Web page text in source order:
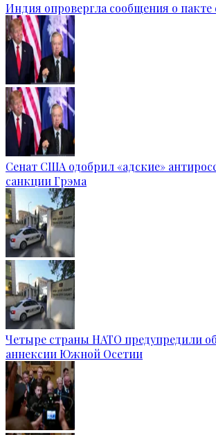
Индия опровергла сообщения о
Сенат США одобрил «адские»
санкции Грэма
Четыре страны НАТО предупредили
аннексии Южной Осетии